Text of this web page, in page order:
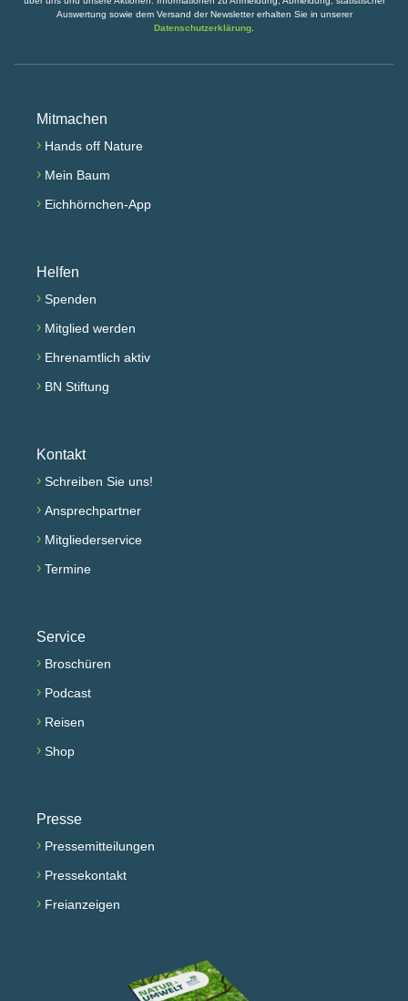
Auswertung sowie dem Versand der Newsletter erhalten Sie in unserer
Datenschutzerklärung
Mitmachen
› Hands off Nature
› Mein Baum
› Eichhörnchen-App
Helfen
› Spenden
› Mitglied werden
› Ehrenamtlich aktiv
› BN Stiftung
Kontakt
› Schreiben Sie uns!
› Ansprechpartner
› Mitgliederservice
› Termine
Service
› Broschüren
› Podcast
› Reisen
› Shop
Presse
› Pressemitteilungen
› Pressekontakt
› Freianzeigen